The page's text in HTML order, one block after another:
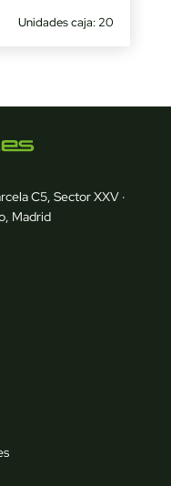
Unidades caja: 20
C5, Sector XXV ·
Madrid